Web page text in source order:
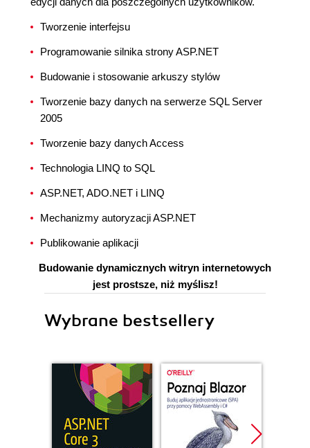
Tworzenie interfejsu
Programowanie silnika strony ASP.NET
Budowanie i stosowanie arkuszy stylów
Tworzenie bazy danych na serwerze SQL Server
2005
Tworzenie bazy danych Access
Technologia LINQ to SQL
ASP.NET, ADO.NET i LINQ
Mechanizmy autoryzacji ASP.NET
Publikowanie aplikacji
Budowanie dynamicznych witryn internetowych
jest prostsze, niż myślisz!
Wybrane bestsellery